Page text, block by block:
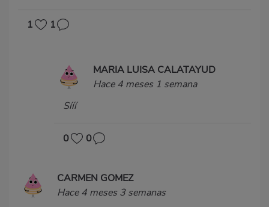
1 1
MARIA LUISA CALATAYUD
Hace 4 meses 1 semana
Sííí
0 0
CARMEN GOMEZ
Hace 4 meses 3 semanas